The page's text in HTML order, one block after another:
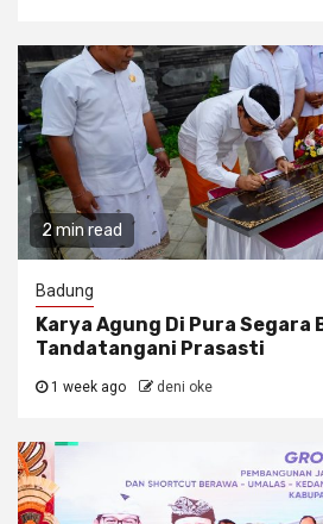
2 min read
Badung
Karya Agung Di Pura Segara
Tandatangani Prasasti
1 week ago deni oke